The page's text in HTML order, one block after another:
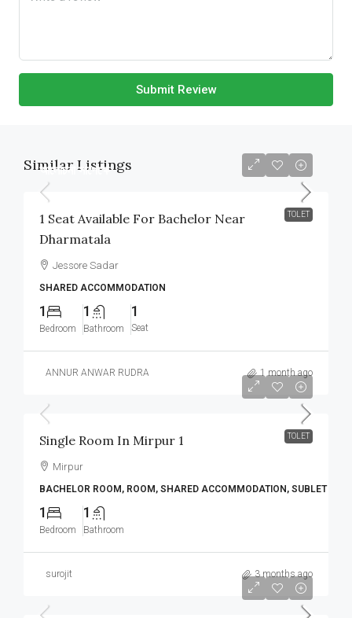
Submit Review
Similar Listings
TOLET
আলোচনা সাপেক্ষে
1 Seat Available For Bachelor Near
Dharmatala
Jessore Sadar
SHARED ACCOMMODATION
1
Bedroom
1
Bathroom
1
Seat
ANNUR ANWAR RUDRA 1 month ago
TOLET
Single Room In Mirpur 1
Mirpur
BACHELOR ROOM, ROOM, SHARED ACCOMMODATION, SUBLET
1
Bedroom
1
Bathroom
surojit 3 months ago